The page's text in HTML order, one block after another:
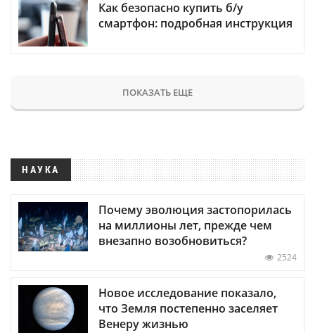
Как безопасно купить б/у
смартфон: подробная инструкция
ПОКАЗАТЬ ЕЩЕ
НАУКА
Почему эволюция застопорилась
на миллионы лет, прежде чем
внезапно возобновиться?
2524
Новое исследование показало,
что Земля постепенно заселяет
Венеру жизнью